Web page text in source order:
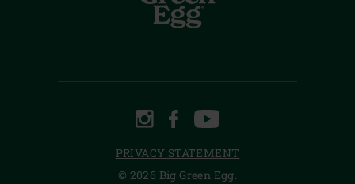
INSTAGRAM
FACEBOOKYOUTUBE
PRIVACY STATEMENT
© 2026 Big Green Egg.